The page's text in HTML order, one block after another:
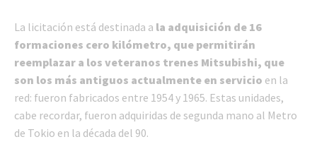
La licitación está destinada a la adquisición de 16
formaciones cero kilómetro, que permitirán
reemplazar a los veteranos trenes Mitsubishi, que
son los más antiguos actualmente en servicio en la
red: fueron fabricados entre 1954 y 1965. Estas unidades,
cabe recordar, fueron adquiridas de segunda mano al Metro
de Tokio en la década del 90.